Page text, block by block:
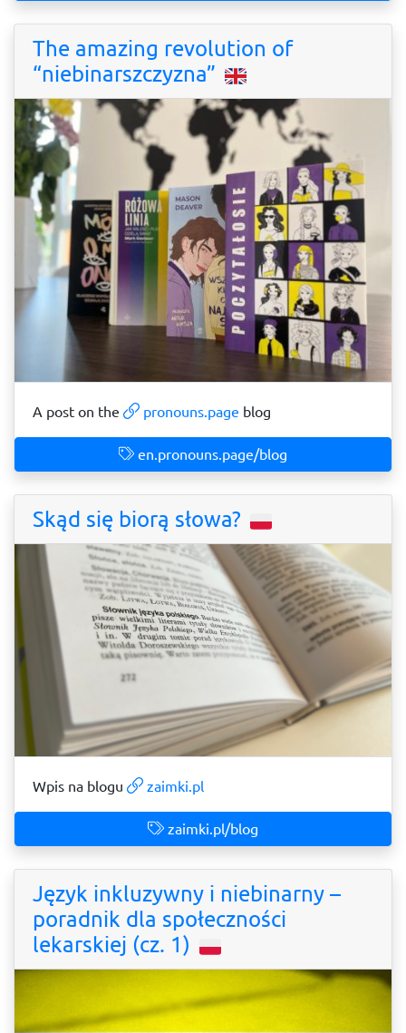
The amazing revolution of
“niebinarszczyzna”
A post on the pronouns.page blog
en.pronouns.page/blog
Skąd się biorą słowa?
Wpis na blogu zaimki.pl
zaimki.pl/blog
Język inkluzywny i niebinarny –
poradnik dla społeczności
lekarskiej (cz. 1)